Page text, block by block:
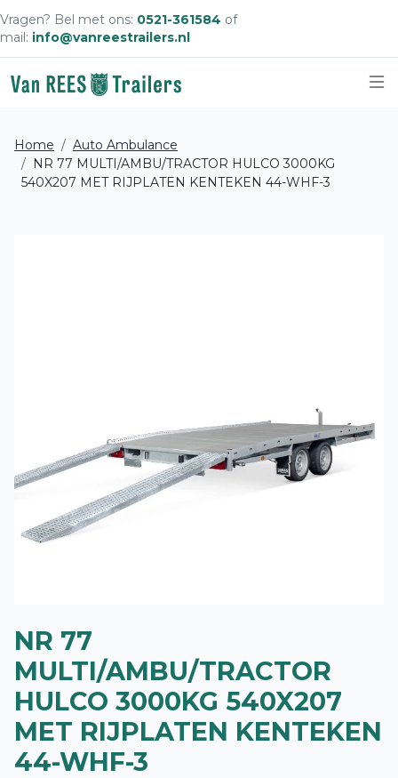
Vragen? Bel met ons: 0521-361584 of
mail: info@vanreestrailers.nl
Home
Auto Ambulance
NR 77 MULTI/AMBU/TRACTOR HULCO 3000KG
540X207 MET RIJPLATEN KENTEKEN 44-WHF-3
NR 77
MULTI/AMBU/TRACTOR
HULCO 3000KG 540X207
MET RIJPLATEN KENTEKEN
44-WHF-3